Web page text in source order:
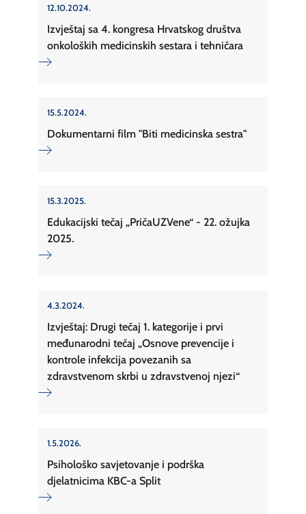
12.10.2024.
Izvještaj sa 4. kongresa Hrvatskog društva
onkoloških medicinskih sestara i tehničara
15.5.2024.
Dokumentarni film "Biti medicinska sestra"
15.3.2025.
Edukacijski tečaj „PričaUZVene“ - 22. ožujka
2025.
4.3.2024.
Izvještaj: Drugi tečaj 1. kategorije i prvi
međunarodni tečaj „Osnove prevencije i
kontrole infekcija povezanih sa
zdravstvenom skrbi u zdravstvenoj njezi“
1.5.2026.
Psihološko savjetovanje i podrška
djelatnicima KBC-a Split